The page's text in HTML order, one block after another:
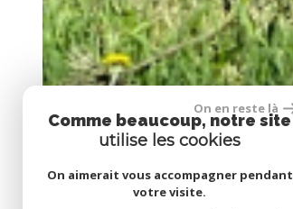
On en reste là
Comme beaucoup, notre site
utilise les cookies
On aimerait vous accompagner pendant
votre visite.